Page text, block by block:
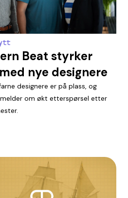
Beat styrker
nye designere
designere er på plass, og
om økt etterspørsel etter